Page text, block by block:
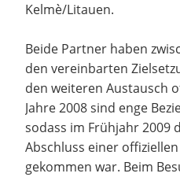
Kelmè/Litauen.
Beide Partner haben
den vereinbarten
den weiteren Austausch
Jahre 2008 sind enge
sodass im Frühjahr 2009
Abschluss einer
gekommen war. Beim